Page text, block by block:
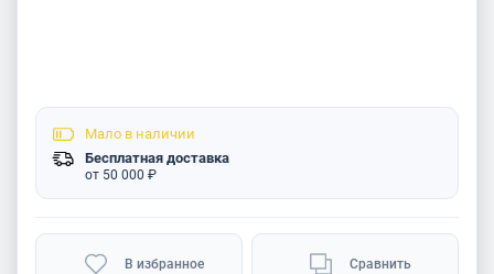
Мало в наличии
Бесплатная доставка
от 50 000 ₽
В избранное Сравнить